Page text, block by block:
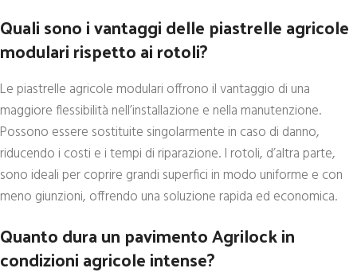
Quali sono i vantaggi delle piastrelle agricole
modulari rispetto ai rotoli?
Le piastrelle agricole modulari offrono il vantaggio di una
maggiore flessibilità nell’installazione e nella manutenzione.
Possono essere sostituite singolarmente in caso di danno,
riducendo i costi e i tempi di riparazione. I rotoli, d’altra parte,
sono ideali per coprire grandi superfici in modo uniforme e con
meno giunzioni, offrendo una soluzione rapida ed economica.
Quanto dura un pavimento Agrilock in
condizioni agricole intense?